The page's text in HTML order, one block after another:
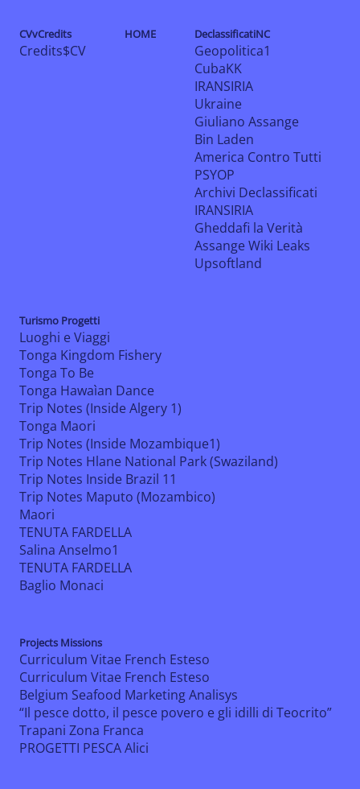
CVvCredits
Credits$CV
HOME DeclassificatiNC
Geopolitica1
CubaKK
IRANSIRIA
Ukraine
Giuliano Assange
Bin Laden
America Contro Tutti
PSYOP
Archivi Declassificati
IRANSIRIA
Gheddafi la Verità
Assange Wiki Leaks
Upsoftland
Turismo Progetti
Luoghi e Viaggi
Tonga Kingdom Fishery
Tonga To Be
Tonga Hawaìan Dance
Trip Notes (Inside Algery 1)
Tonga Maori
Trip Notes (Inside Mozambique1)
Trip Notes Hlane National Park (Swaziland)
Trip Notes Inside Brazil 11
Trip Notes Maputo (Mozambico)
Maori
TENUTA FARDELLA
Salina Anselmo1
TENUTA FARDELLA
Baglio Monaci
Projects Missions
Curriculum Vitae French Esteso
Curriculum Vitae French Esteso
Belgium Seafood Marketing Analisys
“Il pesce dotto, il pesce povero e gli idilli di Teocrito”
Trapani Zona Franca
PROGETTI PESCA Alici